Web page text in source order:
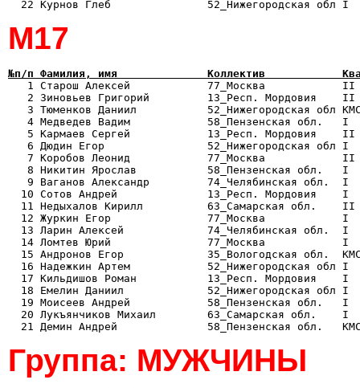
М17
№п/п Фамилия, имя              Коллектив            Квал
1 Старош Алексей            77_Москва
2 Зиновьев Григорий         13_Респ.
3 Тюменков Даниил           52_Нижегородская
4 Медведев Вадим            58_Пензенская
5 Кармаев Сергей            13_Респ.
6 Дюдин Егор                52_Нижегородская
7 Коробов Леонид            77_Москва
8 Никитин Ярослав           58_Пензенская
9 Ваганов Александр         74_Челябинская
10 Сотов Андрей              13_Респ.
11 Недыхалов Кирилл          63_Самарская
12 Журкин Егор               77_Москва
13 Ларин Алексей             74_Челябинская
14 Ломтев Юрий               77_Москва
15 Андронов Егор             35_Вологодская
16 Надежкин Артем            52_Нижегородская
17 Кильдишов Роман           13_Респ.
18 Емелин Даниил             52_Нижегородская
19 Моисеев Андрей            58_Пензенская
20 Лукъянчиков Михаил        63_Самарская
Группа: МУЖЧИНЫ